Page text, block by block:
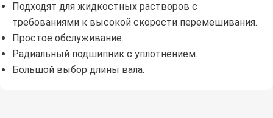
Подходят для жидкостных растворов с
требованиями к высокой скорости перемешивания.
Простое обслуживание.
Радиальный подшипник с уплотнением.
Большой выбор длины вала.